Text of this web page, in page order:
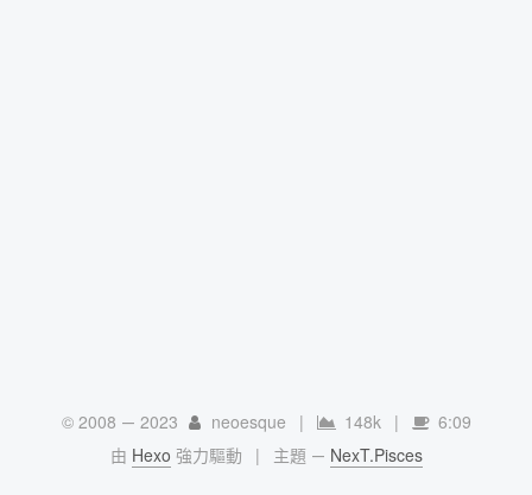
© 2008 — 2023 neoesque | 148k |
6:09
由 Hexo 強力驅動 | 主題 — NexT.Pisces